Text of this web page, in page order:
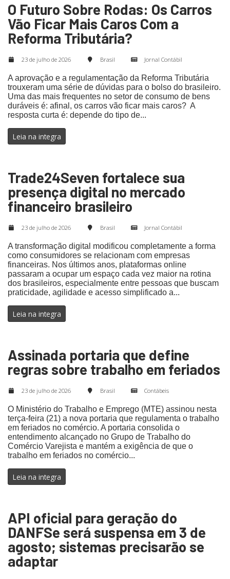
O Futuro Sobre Rodas: Os Carros
Vão Ficar Mais Caros Com a
Reforma Tributária?
23 de julho de 2026 Brasil Jornal Contábil
A aprovação e a regulamentação da Reforma Tributária
trouxeram uma série de dúvidas para o bolso do brasileiro.
Uma das mais frequentes no setor de consumo de bens
duráveis é: afinal, os carros vão ficar mais caros? A
resposta curta é: depende do tipo de...
Leia na integra
Trade24Seven fortalece sua
presença digital no mercado
financeiro brasileiro
23 de julho de 2026 Brasil Jornal Contábil
A transformação digital modificou completamente a forma
como consumidores se relacionam com empresas
financeiras. Nos últimos anos, plataformas online
passaram a ocupar um espaço cada vez maior na rotina
dos brasileiros, especialmente entre pessoas que buscam
praticidade, agilidade e acesso simplificado a...
Leia na integra
Assinada portaria que define
regras sobre trabalho em feriados
23 de julho de 2026 Brasil Contábeis
O Ministério do Trabalho e Emprego (MTE) assinou nesta
terça-feira (21) a nova portaria que regulamenta o trabalho
em feriados no comércio. A portaria consolida o
entendimento alcançado no Grupo de Trabalho do
Comércio Varejista e mantém a exigência de que o
trabalho em feriados no comércio...
Leia na integra
API oficial para geração do
DANFSe será suspensa em 3 de
agosto; sistemas precisarão se
adaptar